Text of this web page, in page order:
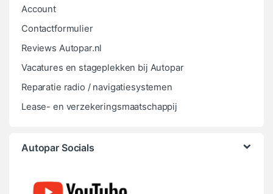
Account
Contactformulier
Reviews Autopar.nl
Vacatures en stageplekken bij Autopar
Reparatie radio / navigatiesystemen
Lease- en verzekeringsmaatschappij
Autopar Socials